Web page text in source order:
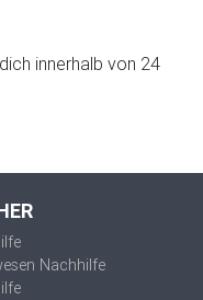
innerhalb von 24
Nachhilfe